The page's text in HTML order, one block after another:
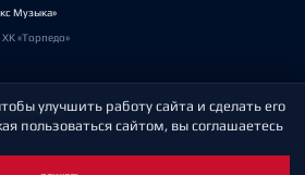
Музыка»
«Торпедо»
данных
улучшить работу сайта и сделать его
пользоваться сайтом, вы соглашаетесь